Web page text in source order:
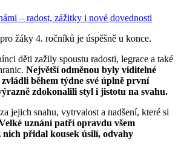
žáky 4. ročníků je úspěšně u konce.
děti zažily spoustu radosti, legrace a také
Největší odměnou byly viditelné
během týdne své úplně první
zdokonalili styl i jistotu na svahu.
jejich snahu, vytrvalost a nadšení, které si
uznání patří opravdu všem
nich přidal kousek úsilí, odvahy